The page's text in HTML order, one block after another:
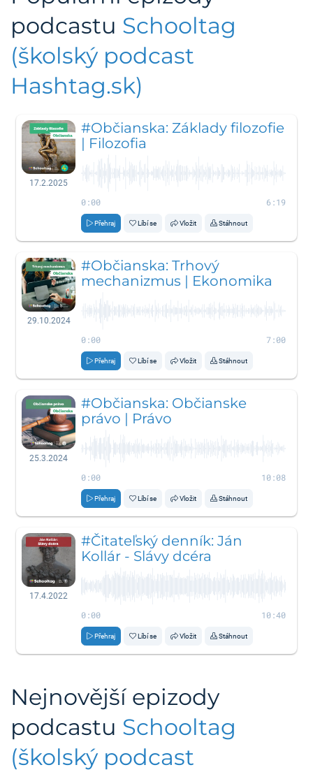
podcastu Schooltag
(školský podcast
Hashtag.sk)
17.2.2025
#Občianska: Základy filozofie
| Filozofia
0:00 6:19
Přehraj Líbí se Vložit Stáhnout
29.10.2024
#Občianska: Trhový
mechanizmus | Ekonomika
0:00 7:00
Přehraj Líbí se Vložit Stáhnout
25.3.2024
#Občianska: Občianske
právo | Právo
0:00 10:08
Přehraj Líbí se Vložit Stáhnout
17.4.2022
#Čitateľský denník: Ján
Kollár - Slávy dcéra
0:00 10:40
Přehraj Líbí se Vložit Stáhnout
Nejnovější epizody
podcastu Schooltag
(školský podcast